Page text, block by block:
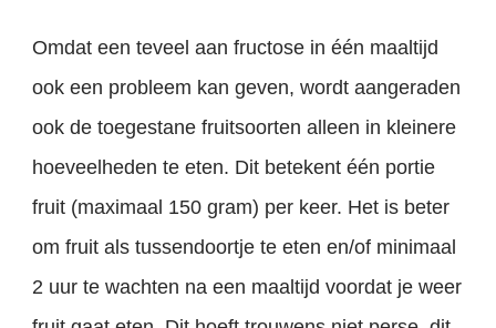
Omdat een teveel aan fructose in één maaltijd
ook een probleem kan geven, wordt aangeraden
ook de toegestane fruitsoorten alleen in kleinere
hoeveelheden te eten. Dit betekent één portie
fruit (maximaal 150 gram) per keer. Het is beter
om fruit als tussendoortje te eten en/of minimaal
2 uur te wachten na een maaltijd voordat je weer